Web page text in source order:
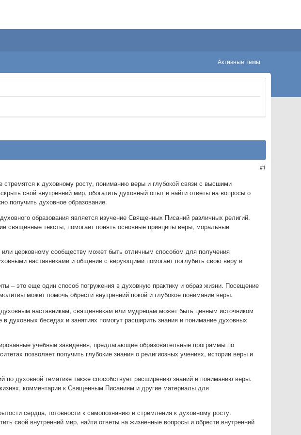
Активные темы
1
к духовному росту, пониманию веры и глубокой связи с высшими
свой внутренний мир, обогатить духовный опыт и найти ответы на вопросы о
получить духовное образование.
образования является изучение Священных Писаний различных религий.
священные тексты, помогает понять основные принципы веры, моральные
церковному сообществу может быть отличным способом для получения
наставниками и общении с верующими помогает поглубить свою веру и
– это еще один способ погружения в духовную практику и образ жизни. Посещение
может помочь обрести внутренний покой и глубокое понимание веры.
наставникам, священникам или мудрецам может быть ценным источником
духовных беседах и занятиях помогут расширить знания и понимание духовных
учебные заведения, предлагающие образовательные программы по
позволяет получить глубокие знания о религиозных учениях, истории веры и
по духовной тематике также способствует расширению знаний и пониманию веры.
комментарии к Священным Писаниям и другие материалы для
сердца, готовности к самопознанию и стремления к духовному росту.
свой внутренний мир, найти ответы на жизненные вопросы и обрести внутренний